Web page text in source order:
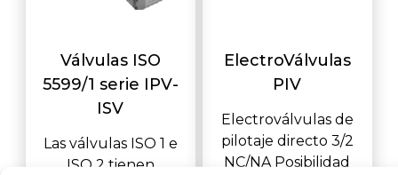
Válvulas ISO
5599/1 serie IPV-
ISV
Las válvulas ISO 1 e
ISO 2 tienen
ElectroVálvulas
PIV
Electroválvulas de
pilotaje directo 3/2
NC/NA Posibilidad